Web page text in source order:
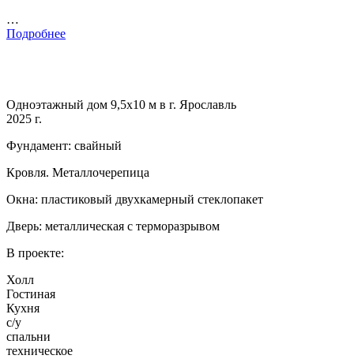
…
Подробнее
Одноэтажный дом 9,5х10 м в г. Ярославль
2025 г.
Фундамент: свайный
Кровля. Металлочерепица
Окна: пластиковый двухкамерный стеклопакет
Дверь: металлическая с терморазрывом
В проекте:
Холл
Гостиная
Кухня
с/у
спальни
техническое